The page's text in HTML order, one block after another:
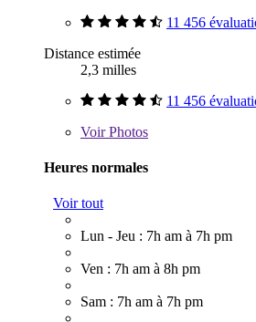
11 456
Distance estimée
2,3 milles
11 456
VoirPhotos
Heures normales
Voir tout
Lun - Jeu : 7h am à 7h pm
Ven : 7h am à 8h pm
Sam : 7h am à 7h pm